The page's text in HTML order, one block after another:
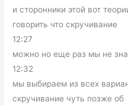
и сторонники этой вот
говорить что скручивание
12:27
можно но еще раз мы не
12:32
мы выбираем из всех
скручивание чуть позже об